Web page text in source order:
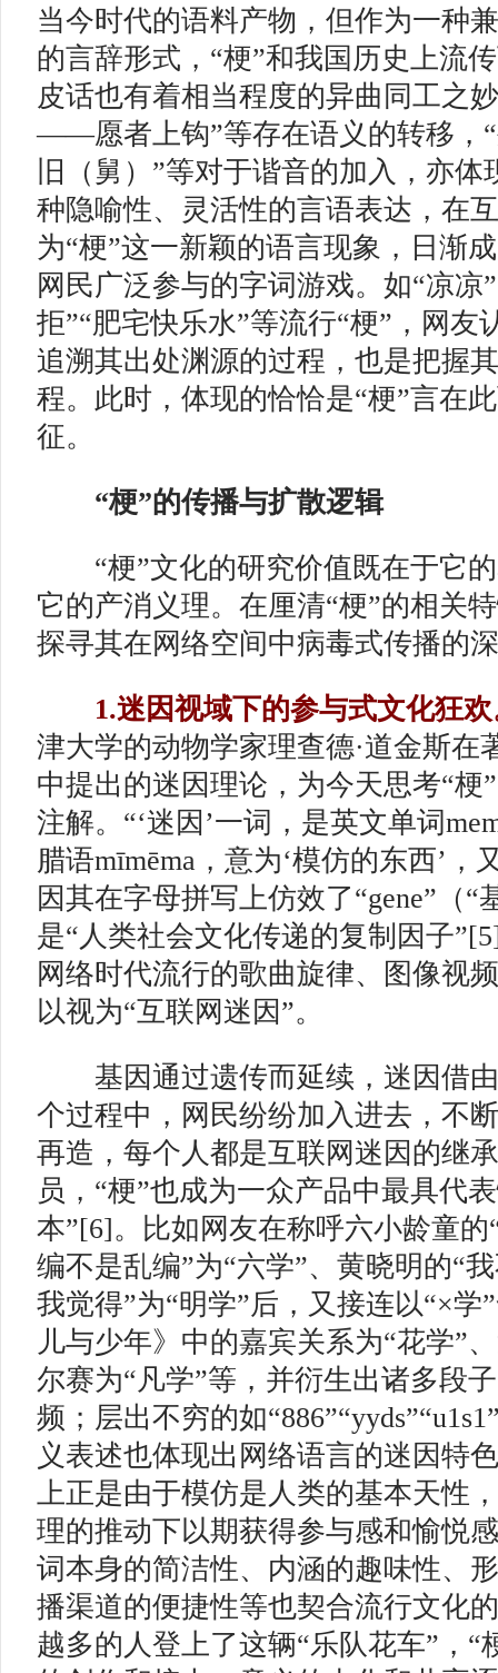
当今时代的语料产物，但作为一种
的言辞形式，“梗”和我国历史上流
皮话也有着相当程度的异曲同工之
——愿者上钩”等存在语义的转移
旧（舅）”等对于谐音的加入，亦
种隐喻性、灵活性的言语表达，在
为“梗”这一新颖的语言现象，日渐
网民广泛参与的字词游戏。如“凉凉
拒”“肥宅快乐水”等流行“梗”，网友
追溯其出处渊源的过程，也是把握
程。此时，体现的恰恰是“梗”言在
征。
“梗”的传播与扩散逻辑
“梗”文化的研究价值既在于它的
它的产消义理。在厘清“梗”的相关
探寻其在网络空间中病毒式传播的
1.迷因视域下的参与式文化狂欢
津大学的动物学家理查德·道金斯在
中提出的迷因理论，为今天思考“梗
注解。“‘迷因’一词，是英文单词
腊语mīmēma，意为‘模仿的东西’，
因其在字母拼写上仿效了“gene”（“
是“人类社会文化传递的复制因子
网络时代流行的歌曲旋律、图像视
以视为“互联网迷因”。
基因通过遗传而延续，迷因借由
个过程中，网民纷纷加入进去，不
再造，每个人都是互联网迷因的继
员，“梗”也成为一众产品中最具代
本”[6]。比如网友在称呼六小龄童
编不是乱编”为“六学”、黄晓明的“
我觉得”为“明学”后，又接连以“×学
儿与少年》中的嘉宾关系为“花学”
尔赛为“凡学”等，并衍生出诸多段
频；层出不穷的如
义表述也体现出网络语言的迷因特
上正是由于模仿是人类的基本天性
理的推动下以期获得参与感和愉悦
词本身的简洁性、内涵的趣味性、
播渠道的便捷性等也契合流行文化
越多的人登上了这辆“乐队花车”，“